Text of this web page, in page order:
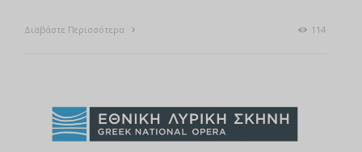
Διαβάστε Περισσότερα 114